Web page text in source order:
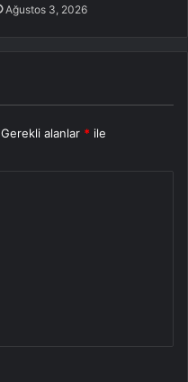
Ağustos 3, 2026
Gerekli alanlar * ile